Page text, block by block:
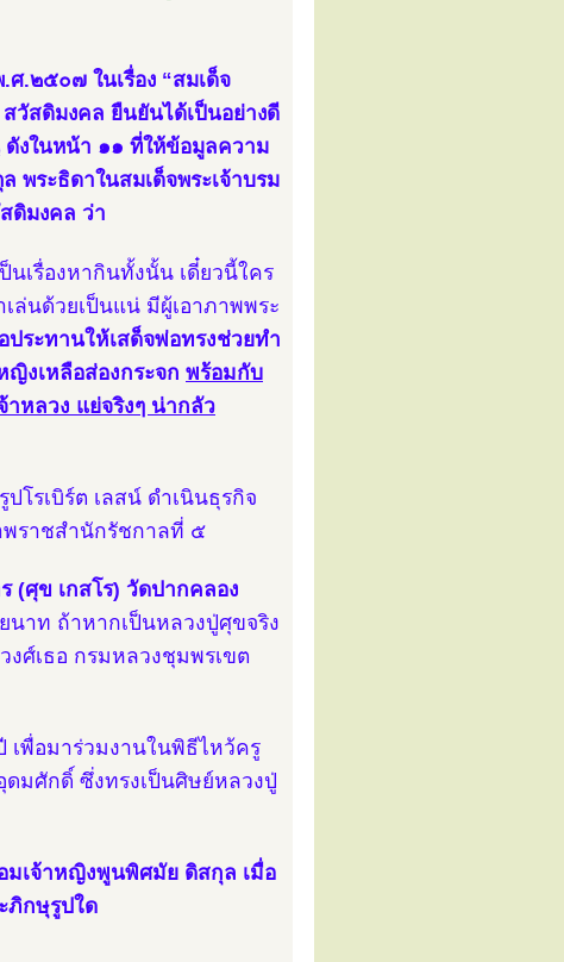
.๒๕๐๗ ในเรื่อง “สมเด็จ
วัสดิมงคล ยืนยันได้เป็นอย่างดี
ดังในหน้า ๑๑ ที่ให้ข้อมูลความ
พระธิดาในสมเด็จพระเจ้าบรม
ดิมงคล ว่า
นเรื่องหากินทั้งนั้น เดี๋ยวนี้ใคร
ล่นด้วยเป็นแน่ มีผู้เอาภาพพระ
ประทานให้เสด็จพ่อทรงช่วยทำ
งเหลือส่องกระจก พร้อมกับ
หลวง แย่จริงๆ น่ากลัว
โรเบิร์ต เลสน์ ดำเนินธุรกิจ
พราชสำนักรัชกาลที่ ๕
(ศุข เกสโร) วัดปากคลอง
าท ถ้าหากเป็นหลวงปู่ศุขจริง
งศ์เธอ กรมหลวงชุมพรเขต
เพื่อมาร่วมงานในพิธีไหว้ครู
ดมศักดิ์ ซึ่งทรงเป็นศิษย์หลวงปู่
มเจ้าหญิงพูนพิศมัย ดิสกุล เมื่อ
ภิกษุรูปใด